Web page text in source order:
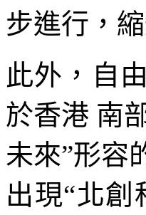
步進行，
此外，自
於香港 南
未來”形容
出現“北創